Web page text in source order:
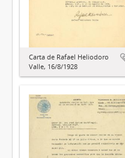
Carta de Rafael Heliodoro
Valle, 16/8/1928